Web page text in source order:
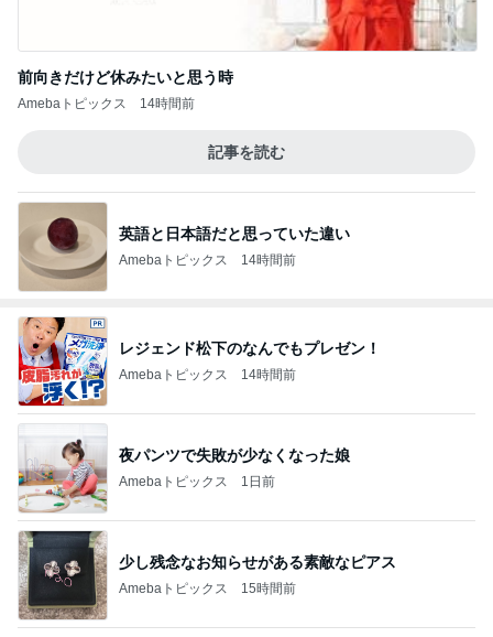
前向きだけど休みたいと思う時
Amebaトピックス 14時間前
記事を読む
英語と日本語だと思っていた違い
Amebaトピックス 14時間前
レジェンド松下のなんでもプレゼン！
Amebaトピックス 14時間前
夜パンツで失敗が少なくなった娘
Amebaトピックス 1日前
少し残念なお知らせがある素敵なピアス
Amebaトピックス 15時間前